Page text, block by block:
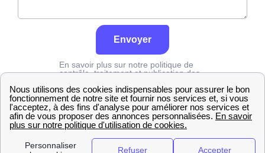
Envoyer
En savoir plus sur notre politique de
contrôle, traitement et publication des
Grdf Yvelines Soindres